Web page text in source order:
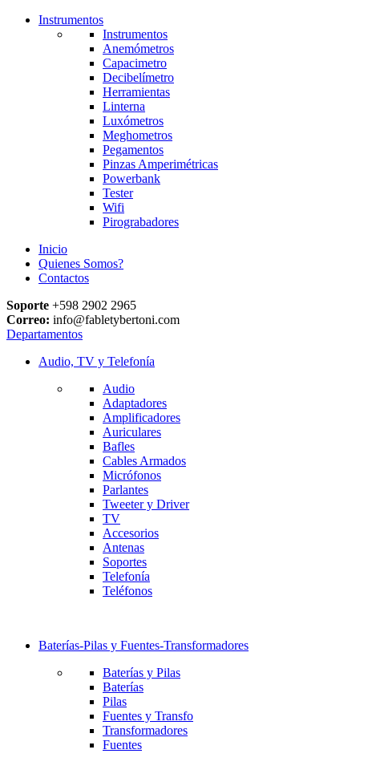
Instrumentos
Instrumentos
Anemómetros
Capacimetro
Decibelímetro
Herramientas
Linterna
Luxómetros
Meghometros
Pegamentos
Pinzas Amperimétricas
Powerbank
Tester
Wifi
Pirograbadores
Inicio
Quienes Somos?
Contactos
Soporte +598 2902 2965
Correo: info@fabletybertoni.com
Departamentos
Audio, TV y Telefonía
Audio
Adaptadores
Amplificadores
Auriculares
Bafles
Cables Armados
Micrófonos
Parlantes
Tweeter y Driver
TV
Accesorios
Antenas
Soportes
Telefonía
Teléfonos
Baterías-Pilas y Fuentes-Transformadores
Baterías y Pilas
Baterías
Pilas
Fuentes y Transfo
Transformadores
Fuentes